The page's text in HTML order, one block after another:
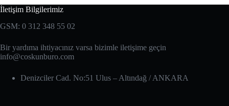
İletişim Bilgilerimiz
GSM: 0 312 348 55 02
Bir yardıma ihtiyacınız varsa bizimle iletişime geçin
info@coskunburo.com
Denizciler Cad. No:51 Ulus – Altındağ‎ / ANKARA